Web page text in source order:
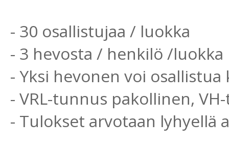
- 30 osallistujaa / luokka
- 3 hevosta / henkilö /luokka
- Yksi hevonen voi
- VRL-tunnus pakollinen,
- Tulokset arvotaan lyhyellä